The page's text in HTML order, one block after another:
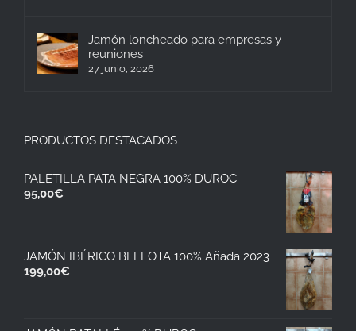
Jamón loncheado para empresas y
reuniones
27 junio, 2026
PRODUCTOS DESTACADOS
PALETILLA PATA NEGRA 100% DUROC
95,00€
JAMÓN IBÉRICO BELLOTA 100% Añada 2023
199,00€